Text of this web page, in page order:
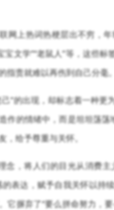
网上热词热梗层出不穷，
宝文学”“老鼠人”等，这些
指责就难以再伤到自己分毫。
己”的出现，却标志着一种
作的情绪中，而是坦坦荡
，给予尊重与关怀。
念，将人们的目光从消费
的表达，赋予自我关怀以持
它摒弃了“要么拼命努力，